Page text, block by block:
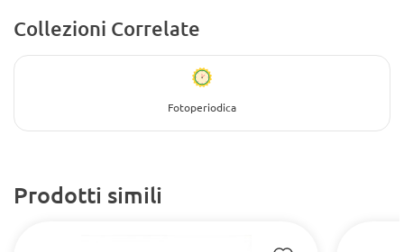
Collezioni Correlate
Fotoperiodica
Prodotti simili